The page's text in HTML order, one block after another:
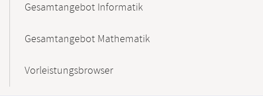
Gesamtangebot Informatik
Gesamtangebot Mathematik
Vorleistungsbrowser